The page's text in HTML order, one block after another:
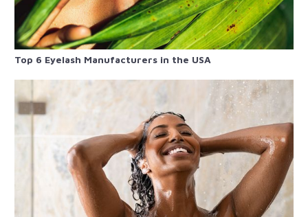
Top 6 Eyelash Manufacturers in the USA